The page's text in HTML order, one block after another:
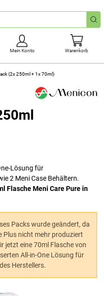
Mein Konto Warenkorb
(2x 250ml + 1x 70ml)
Lösung für
2 Meni Case Behältern.
Flasche Meni Care Pure in
Packs wurde geändert, da
Plus nicht mehr produziert
jetzt eine 70ml Flasche von
All-in-One Lösung für
Herstellers.